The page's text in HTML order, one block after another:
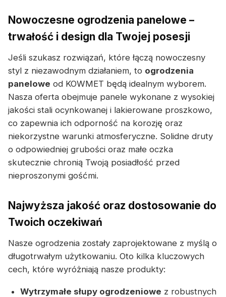
Nowoczesne ogrodzenia panelowe –
trwałość i design dla Twojej posesji
Jeśli szukasz rozwiązań, które łączą nowoczesny
styl z niezawodnym działaniem, to ogrodzenia
panelowe od KOWMET będą idealnym wyborem.
Nasza oferta obejmuje panele wykonane z wysokiej
jakości stali ocynkowanej i lakierowane proszkowo,
co zapewnia ich odporność na korozję oraz
niekorzystne warunki atmosferyczne. Solidne druty
o odpowiedniej grubości oraz małe oczka
skutecznie chronią Twoją posiadłość przed
nieproszonymi gośćmi.
Najwyższa jakość oraz dostosowanie do
Twoich oczekiwań
Nasze ogrodzenia zostały zaprojektowane z myślą o
długotrwałym użytkowaniu. Oto kilka kluczowych
cech, które wyróżniają nasze produkty:
Wytrzymałe słupy ogrodzeniowe z robustnych